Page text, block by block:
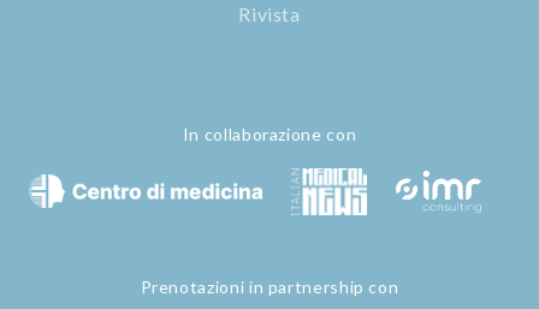
Rivista
In collaborazione con
Prenotazioni in partnership con